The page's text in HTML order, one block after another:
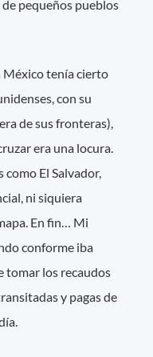
pequeños pueblos
México tenía cierto
con su
de sus fronteras),
era una locura.
El Salvador,
ni siquiera
En fin… Mi
conforme iba
tomar los recaudos
y pagas de